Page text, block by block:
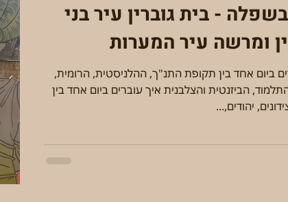
- בית גוברין עיר בני
ומרשה עיר המערות
ביום אחד בין תקופת התנ"ך, ההלניסטית, הרומית,
הביזנטית והצלבנית איך עוברים ביום אחד בין
יהודים,...